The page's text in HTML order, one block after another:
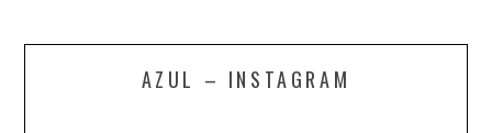
AZUL – INSTAGRAM